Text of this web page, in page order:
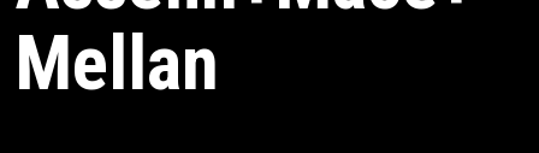
Mellan